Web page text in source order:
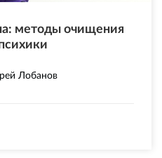
методы очищения
Лобанов